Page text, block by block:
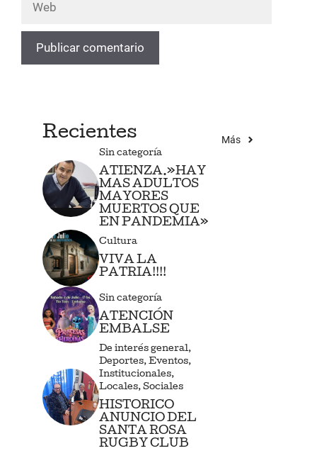
Recientes Más
Sin categoría
ATIENZA.»HAY
MAS ADULTOS
MAYORES
MUERTOS QUE
EN PANDEMIA»
Cultura
VIVA LA
PATRIA!!!!
Sin categoría
ATENCIÓN
EMBALSE
De interés general,
Deportes, Eventos,
Institucionales,
Locales, Sociales
HISTORICO
ANUNCIO DEL
SANTA ROSA
RUGBY CLUB